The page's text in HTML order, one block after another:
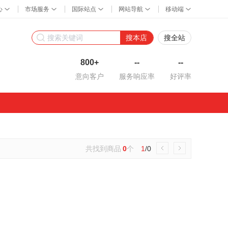
搜本店 搜全站
800+
意向客户
--
服务响应率
--
好评率
共找到商品 0个 1/0